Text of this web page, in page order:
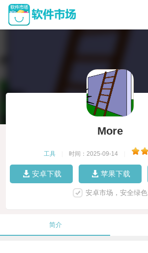
More
工具 时间：2025-09-14
安卓下载 苹果下载
安卓市场，安全绿色
简介